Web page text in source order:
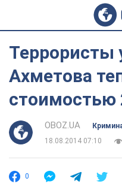
Террористы
Ахметова
стоимостью
OBOZ.UA
18.08.2014 07:10
0